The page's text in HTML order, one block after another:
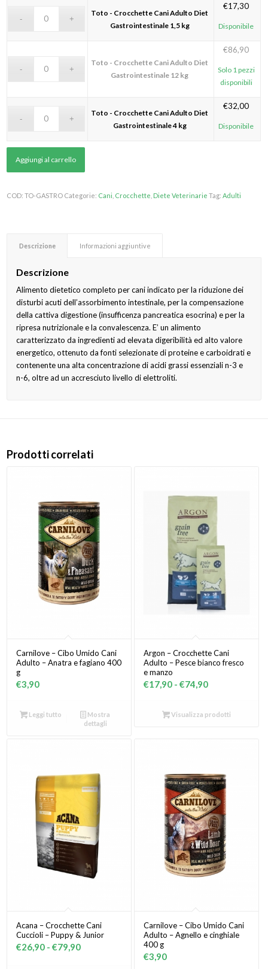
prezzo:
€86,90
Toto - Crocchette Cani Adulto Diet
Gastrointestinale 1,5 kg
€17,30
Disponibile
Toto - Crocchette Cani Adulto Diet
Gastrointestinale 12 kg
€86,90
Solo 1 pezzi
disponibili
Toto - Crocchette Cani Adulto Diet
Gastrointestinale 4 kg
€32,00
Disponibile
Aggiungi al carrello
COD:TO-GASTRO Categorie: Cani Crocchette Diete Veterinarie Tag:Adulti
Descrizione Informazioni aggiuntive
Descrizione
Alimento dietetico completo per cani indicato per la riduzione dei
disturbi acuti dell’assorbimento intestinale, per la compensazione
della cattiva digestione (insufficenza pancreatica esocrina) e per la
ripresa nutrizionale e la convalescenza. E’ un alimento
caratterizzato da ingredienti ad elevata digeribilità ed alto valore
energetico, ottenuto da fonti selezionate di proteine e carboidrati e
contenente una alta concentrazione di acidi grassi essenziali n-3 e
n-6, oltre ad un accresciuto livello di elettroliti.
Prodotti correlati
Carnilove – Cibo Umido Cani
Adulto – Anatra e fagiano 400
g
€3,90
Leggi tutto
Mostra
dettagli
Argon – Crocchette Cani
Adulto – Pesce bianco fresco
e manzo
€17,90 - €74,90Fascia
prezzo:
Visualizza prodotti
Acana – Crocchette Cani
Cuccioli – Puppy & Junior
€26,90 - €79,90Fascia
Carnilove – Cibo Umido Cani
Adulto – Agnello e cinghiale
400 g
€3,90